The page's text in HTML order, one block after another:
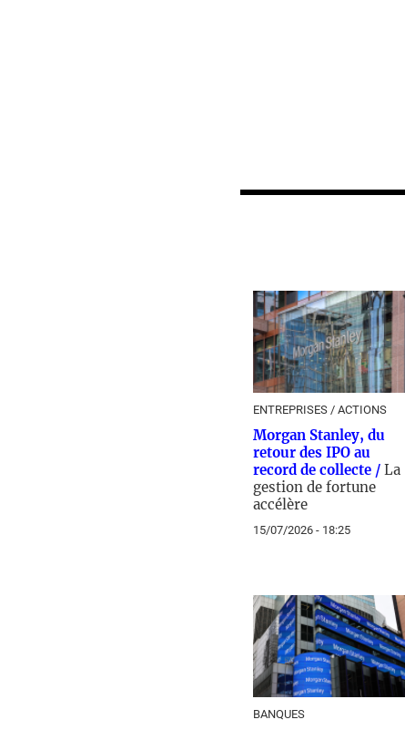
ENTREPRISES / ACTIONS
Morgan Stanley, du
retour des IPO au
record de collecte / La
gestion de fortune
accélère
15/07/2026 - 18:25
BANQUES